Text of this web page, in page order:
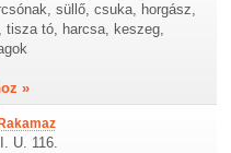
süllő, csuka, horgász,
tisza tó, harcsa, keszeg,
»
U. 116.